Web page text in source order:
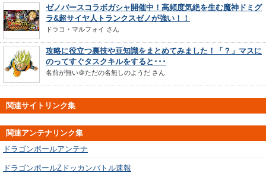
ゼノバースコラボガシャ開催中！高頻度気絶を生む魔神ドミグ
ラ&超サイヤ人トランクスゼノが強い！！
ドラコ・マルフォイ さん
攻略に役立つ裏技や豆知識をまとめてみました！「？」マスに
のってすぐタスクキルをすると･･･
名前が無い＠ただの名無しのようだ さん
関連サイトリンク集
関連アンテナリンク集
ドラゴンボールアンテナ
ドラゴンボールZドッカンバトル速報